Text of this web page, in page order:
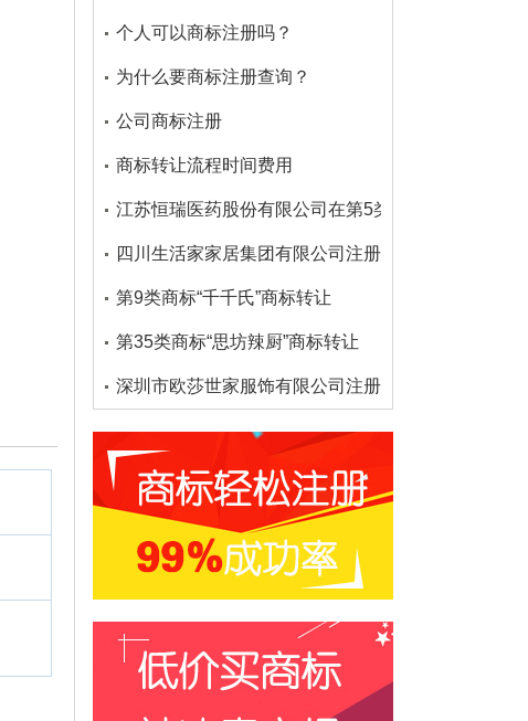
个人可以商标注册吗？
为什么要商标注册查询？
公司商标注册
商标转让流程时间费用
江苏恒瑞医药股份有限公司在第5类医药品注册的商
四川生活家家居集团有限公司注册了多少个大沫商标
第9类商标“千千氏”商标转让
第35类商标“思坊辣厨”商标转让
深圳市欧莎世家服饰有限公司注册了多少个欧莎家